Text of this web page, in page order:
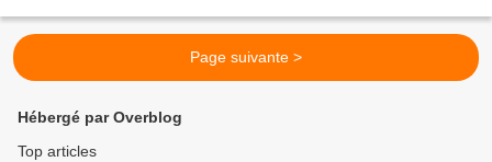
Page suivante >
Hébergé par Overblog
Top articles